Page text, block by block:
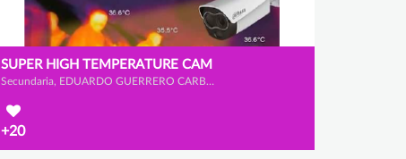
SUPER HIGH TEMPERATURE CAM
Secundaria, EDUARDO GUERRERO CARBALLO, ALEJANDRO CALLEJA GALVÁN y CHRISTIAN GARCÍA BASTARDO
+20